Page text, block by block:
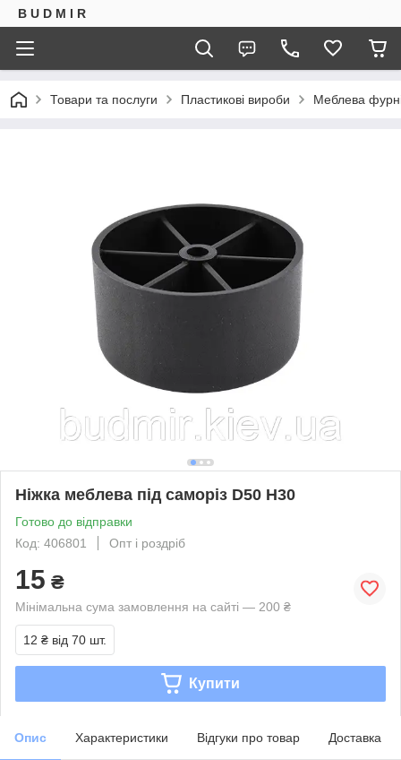
B U D M I R
Товари та послуги Пластикові вироби Меблева
Ніжка меблева під саморіз D50 H30
Готово до відправки
Код: 406801
Опт і роздріб
15 ₴
Мінімальна сума замовлення на сайті — 200 ₴
12 ₴ від 70 шт.
Купити
Опис Характеристики Відгуки про товар Доставка